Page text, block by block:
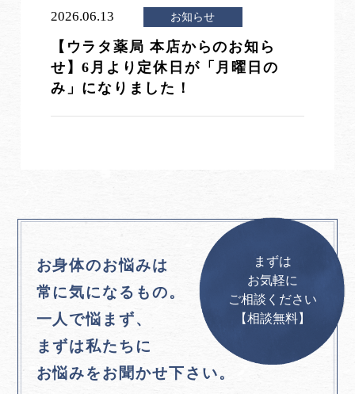
2026.06.13 お知らせ
【ウラタ薬局 本店からのお知ら
せ】6月より定休日が「月曜日の
み」になりました！
お身体のお悩みは
常に気になるもの。
一人で悩まず、
まずは私たちに
お悩みをお聞かせ下さい。
まずは
お気軽に
ご相談ください
【相談無料】